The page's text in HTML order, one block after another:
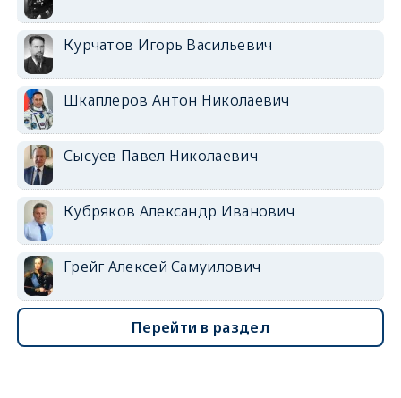
Курчатов Игорь Васильевич
Шкаплеров Антон Николаевич
Сысуев Павел Николаевич
Кубряков Александр Иванович
Грейг Алексей Самуилович
Перейти в раздел